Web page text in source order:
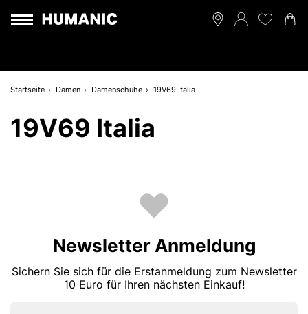
Startseite Damen Damenschuhe 19V69 Italia
19V69 Italia
Newsletter Anmeldung
Sichern Sie sich für die Erstanmeldung zum Newsletter
10 Euro für Ihren nächsten Einkauf!